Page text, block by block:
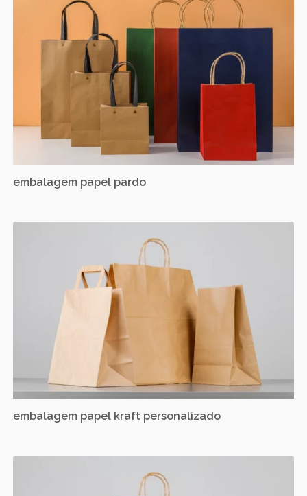
embalagem papel pardo
embalagem papel kraft personalizado